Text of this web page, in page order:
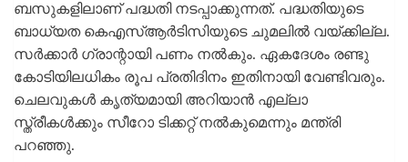
ബസുകളിലാണ് പദ്ധതി നടപ്പാക്കുന്നത്. പദ്ധതിയുടെ
ബാധ്യത കെഎസ്ആര്‍ടിസിയുടെ ചുമലില്‍ വയ്ക്കില്ല.
സര്‍ക്കാര്‍ ഗ്രാന്റായി പണം നല്‍കും. ഏകദേശം രണ്ടു
കോടിയിലധികം രൂപ പ്രതിദിനം ഇതിനായി വേണ്ടിവരും.
ചെലവുകള്‍ കൃത്യമായി അറിയാന്‍ എല്ലാ
സ്ത്രീകള്‍ക്കും സീറോ ടിക്കറ്റ് നല്‍കുമെന്നും മന്ത്രി
പറഞ്ഞു.